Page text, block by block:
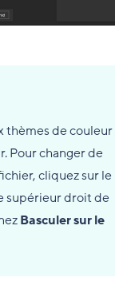
thèmes de couleur
Pour changer de
cliquez sur le
supérieur droit de
Basculer sur le